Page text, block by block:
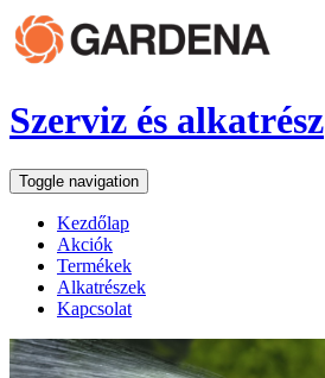
Szerviz és alkatrész
Toggle navigation
Kezdőlap
Akciók
Termékek
Alkatrészek
Kapcsolat